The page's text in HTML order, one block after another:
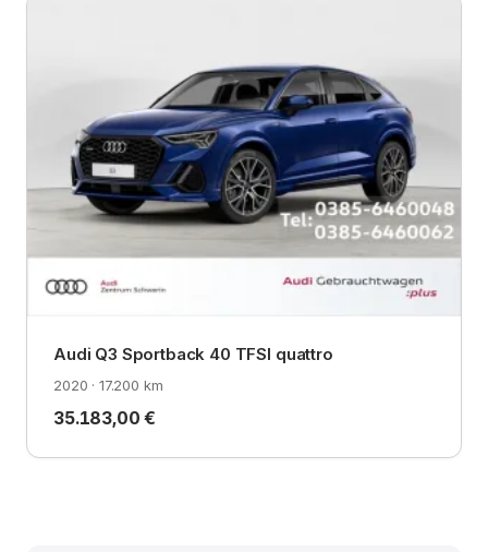
Audi Q3 Sportback 40 TFSI quattro
2020 · 17.200 km
35.183,00 €